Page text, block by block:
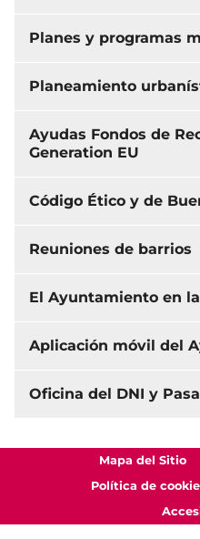
Planes y programas
Planeamiento
Ayudas Fondos de
Generation EU
Código Ético y de
Reuniones de barrios
El Ayuntamiento en
Aplicación móvil del
Oficina del DNI y
Mapa del Sitio
Política de